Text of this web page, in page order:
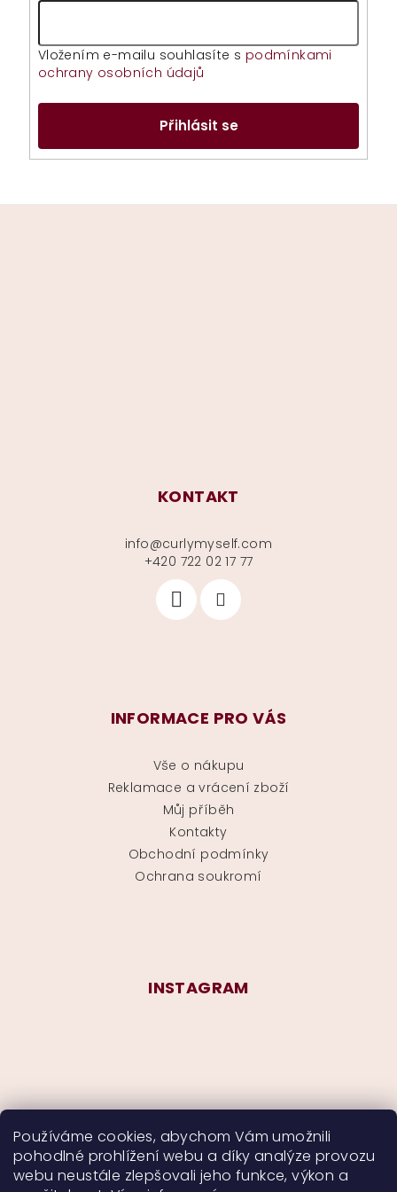
Používáme cookies, abychom Vám umožnili
pohodlné prohlížení webu a díky analýze provozu
webu neustále zlepšovali jeho funkce, výkon a
Vložením e-mailu souhlasíte s podmínkami
ochrany osobních údajů
Přihlásit se
KONTAKT
info@curlymyself.com
+420 722 02 17 77
INFORMACE PRO VÁS
Vše o nákupu
Reklamace a vrácení zboží
Můj příběh
Kontakty
Obchodní podmínky
Ochrana soukromí
INSTAGRAM
Sledovat na Instagramu